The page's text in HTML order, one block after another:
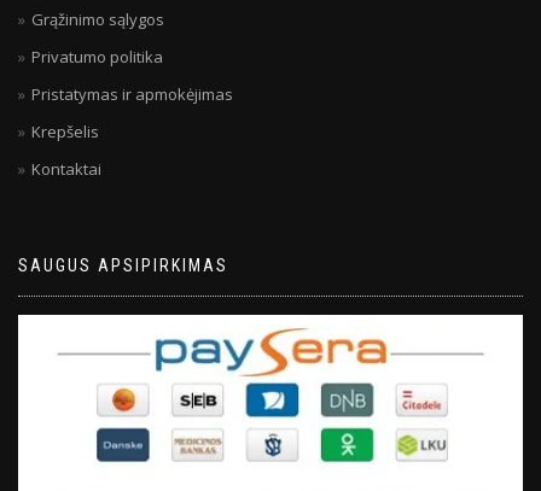
Grąžinimo sąlygos
Privatumo politika
Pristatymas ir apmokėjimas
Krepšelis
Kontaktai
SAUGUS APSIPIRKIMAS